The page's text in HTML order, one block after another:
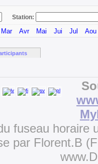
Station:
Mar Avr Mai Jui Jul Aou
fuseau horaire
par Florent.B